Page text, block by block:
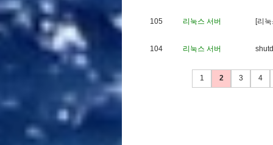
105 리눅스 서버 [리 눅
104 리눅스 서버 shutd
1 2 3 4